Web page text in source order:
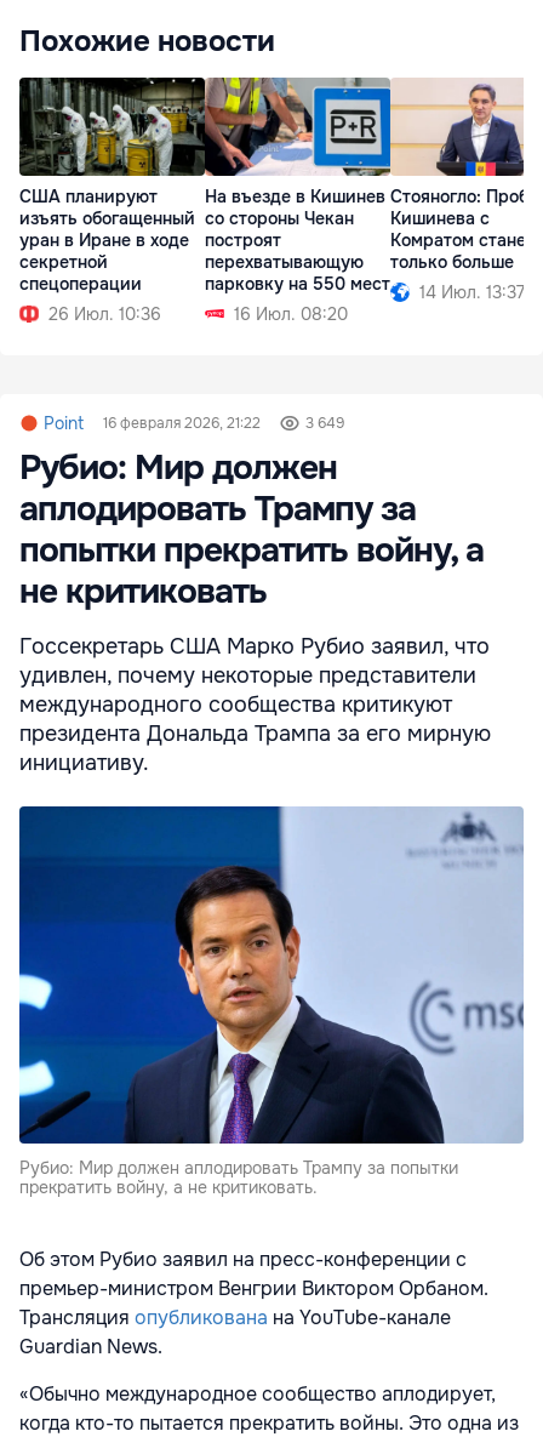
Похожие новости
США планируют
изъять обогащенный
уран в Иране в ходе
секретной
спецоперации
26 Июл. 10:36
На въезде в Кишинев
со стороны Чекан
построят
перехватывающую
парковку на 550 мест
16 Июл. 08:20
Стояногло:
Кишинева с
Комратом станет
только больше
14 Июл. 13:37
Point 16 февраля 2026, 21:22 3 649
Рубио: Мир должен
аплодировать Трампу за
попытки прекратить войну, а
не критиковать
Госсекретарь США Марко Рубио заявил, что
удивлен, почему некоторые представители
международного сообщества критикуют
президента Дональда Трампа за его мирную
инициативу.
Рубио: Мир должен аплодировать Трампу за попытки
прекратить войну, а не критиковать.
Об этом Рубио заявил на пресс-конференции с
премьер-министром Венгрии Виктором Орбаном.
Трансляция опубликована на YouTube-канале
Guardian News.
«Обычно международное сообщество аплодирует,
когда кто-то пытается прекратить войны. Это одна из